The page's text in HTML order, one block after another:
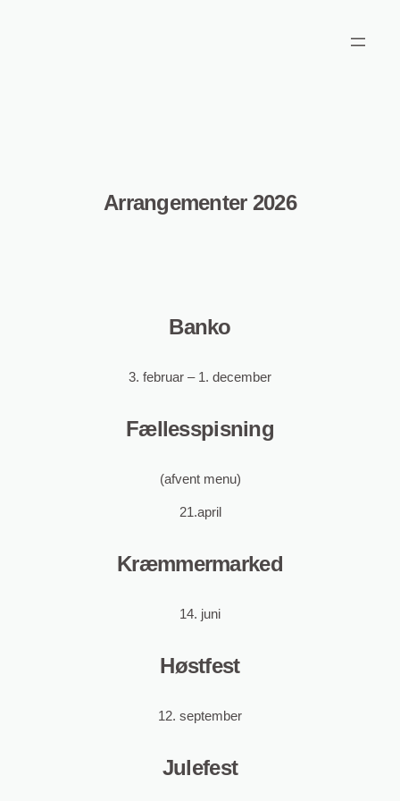
Arrangementer 2026
Banko
3. februar – 1. december
Fællesspisning
(afvent menu)
21.april
Kræmmermarked
14. juni
Høstfest
12. september
Julefest